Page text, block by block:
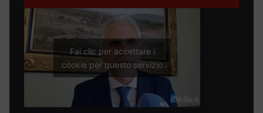
Fai clic per accettare i
cookie per questo servizio